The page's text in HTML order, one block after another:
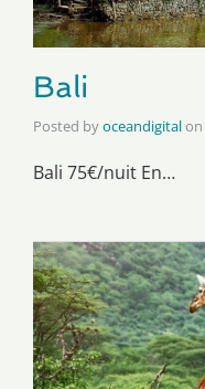
Bali
Posted byoceandigitalon
Bali 75€/nuit En…